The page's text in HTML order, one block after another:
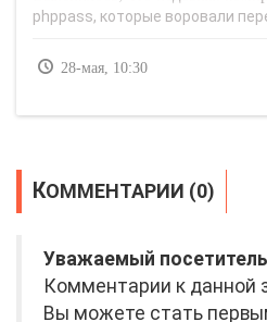
phppass, которые воровали
28-мая, 10:30
КОММЕНТАРИИ (0)
Уважаемый
Комментарии к данной
Вы можете стать